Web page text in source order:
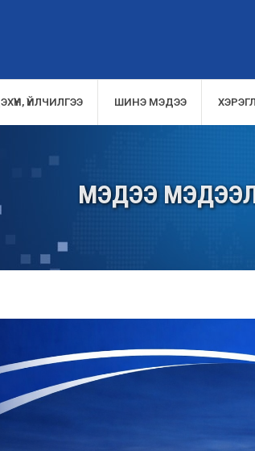
ҮЙЛЧИЛГЭЭ ШИНЭ МЭДЭЭ
МЭДЭЭ